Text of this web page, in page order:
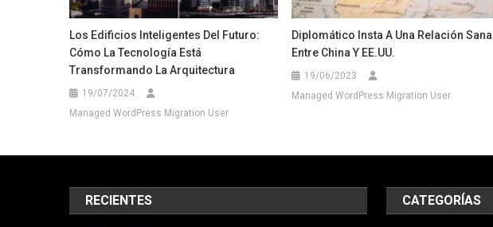
Los Edificios Inteligentes Del Futuro:
Cómo La Tecnología Está
Transformando La Arquitectura
19/07/2024
Managed WordPress Migration User
Diplomático Insta A Una Relación Sana
Entre China Y EE.UU.
19/06/2023
Managed WordPress Migration User
RECIENTES CATEGORÍAS